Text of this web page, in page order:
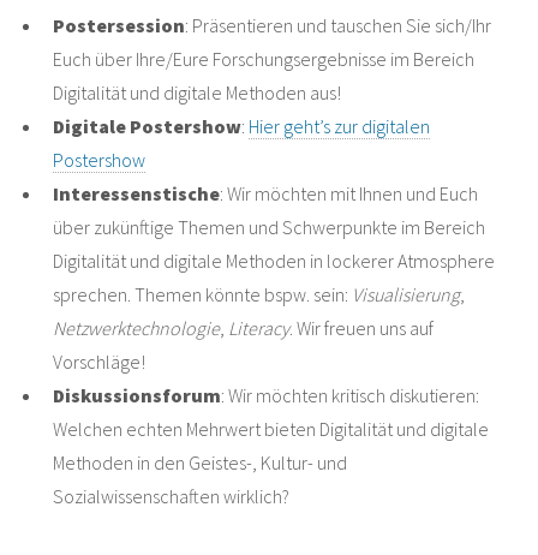
Postersession: Präsentieren und tauschen Sie sich/Ihr
Euch über Ihre/Eure Forschungsergebnisse im Bereich
Digitalität und digitale Methoden aus!
Digitale Postershow: Hier geht’s zur digitalen
Postershow
Interessenstische: Wir möchten mit Ihnen und Euch
über zukünftige Themen und Schwerpunkte im Bereich
Digitalität und digitale Methoden in lockerer Atmosphere
sprechen. Themen könnte bspw. sein: Visualisierung,
Netzwerktechnologie, Literacy. Wir freuen uns auf
Vorschläge!
Diskussionsforum: Wir möchten kritisch diskutieren:
Welchen echten Mehrwert bieten Digitalität und digitale
Methoden in den Geistes-, Kultur- und
Sozialwissenschaften wirklich?